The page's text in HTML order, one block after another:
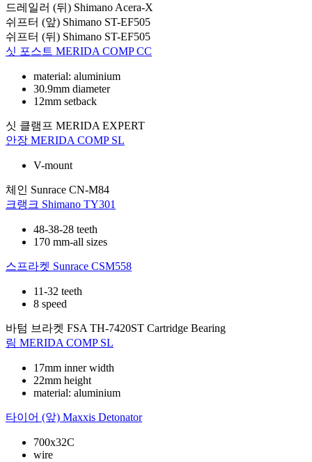
드레일러 (뒤) Shimano Acera-X
쉬프터 (앞) Shimano ST-EF505
쉬프터 (뒤) Shimano ST-EF505
싯 포스트 MERIDA COMP CC
material: aluminium
30.9mm diameter
12mm setback
싯 클램프 MERIDA EXPERT
안장 MERIDA COMP SL
V-mount
체인 Sunrace CN-M84
크랭크 Shimano TY301
48-38-28 teeth
170 mm-all sizes
스프라켓 Sunrace CSM558
11-32 teeth
8 speed
바텀 브라켓 FSA TH-7420ST Cartridge Bearing
림 MERIDA COMP SL
17mm inner width
22mm height
material: aluminium
타이어 (앞) Maxxis Detonator
700x32C
wire